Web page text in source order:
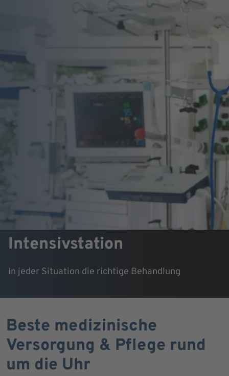
Intensivstation
In jeder Situation die richtige Behandlung
Beste medizinische
Versorgung & Pflege rund
um die Uhr